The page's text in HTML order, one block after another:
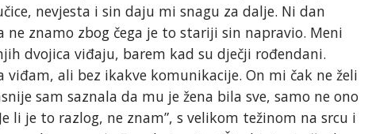
nevjesta i sin daju mi snagu za dalje. Ni dan
znamo zbog čega je to stariji sin napravio. Meni
dvojica viđaju, barem kad su dječji rođendani.
ali bez ikakve komunikacije. On mi čak ne želi
sam saznala da mu je žena bila sve, samo ne ono
li je to razlog, ne znam”, s velikom težinom na srcu i